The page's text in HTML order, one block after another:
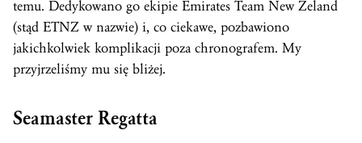
temu. Dedykowano go ekipie Emirates Team New Zeland
(stąd ETNZ w nazwie) i, co ciekawe, pozbawiono
jakichkolwiek komplikacji poza chronografem. My
przyjrzeliśmy mu się bliżej.
Seamaster Regatta